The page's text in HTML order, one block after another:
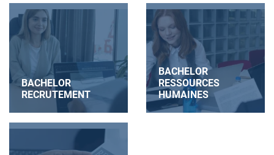
BACHELOR
RECRUTEMENT
BACHELOR
RESSOURCES
HUMAINES